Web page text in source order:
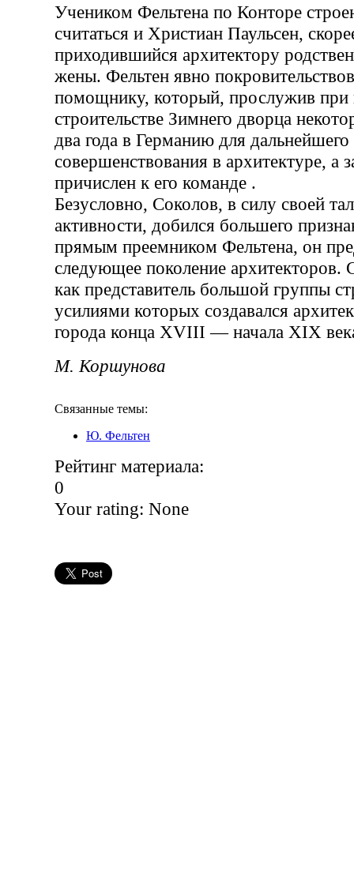
Учеником Фельтена по Конторе
считаться и Христиан Паульсен,
приходившийся архитектору
жены. Фельтен явно
помощнику, который, прослужив при
строительстве Зимнего дворца
два года в Германию для дальнейшего
совершенствования в архитектуре, а
причислен к его команде .
Безусловно, Соколов, в силу своей
активности, добился большего
прямым преемником Фельтена, он
следующее поколение архитекторов.
как представитель большой группы
усилиями которых создавался
города конца XVIII — начала XIX
М. Коршунова
Связанные темы:
Ю. Фельтен
Рейтинг материала:
0
Your rating: None